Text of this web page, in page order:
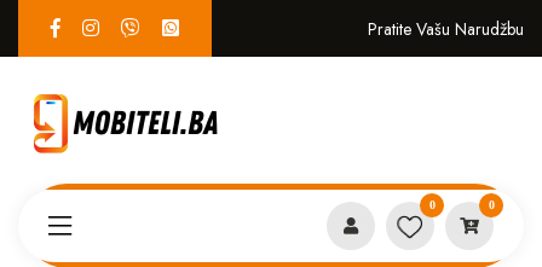
Pratite Vašu Narudžbu
0 0